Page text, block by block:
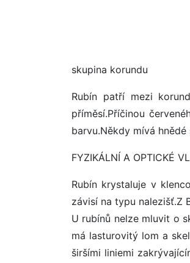
skupina korundu
Rubín patří mezi
příměsí.Příčinou
barvu.Někdy mívá
FYZIKÁLNÍ A OPTICKÉ
Rubín krystaluje v
závisí na typu nalezišť.Z
U rubínů nelze mluvit o
má lasturovitý lom a
širšími liniemi